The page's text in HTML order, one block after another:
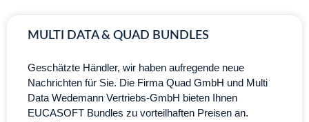
MULTI DATA & QUAD BUNDLES
Geschätzte Händler, wir haben aufregende neue
Nachrichten für Sie. Die Firma Quad GmbH und Multi
Data Wedemann Vertriebs-GmbH bieten Ihnen
EUCASOFT Bundles zu vorteilhaften Preisen an.